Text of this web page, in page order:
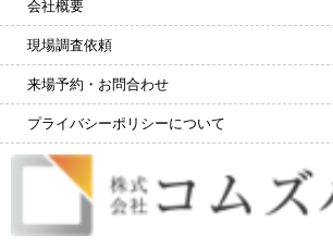
会社概要
現場調査依頼
来場予約・お問合わせ
プライバシーポリシーについて